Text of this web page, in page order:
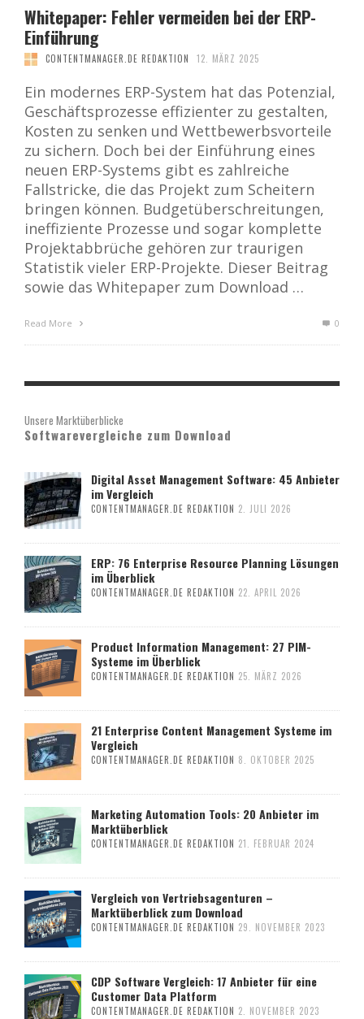
Whitepaper: Fehler vermeiden bei der ERP-
Einführung
CONTENTMANAGER.DE REDAKTION 12. MÄRZ 2025
Ein modernes ERP-System hat das Potenzial,
Geschäftsprozesse effizienter zu gestalten,
Kosten zu senken und Wettbewerbsvorteile
zu sichern. Doch bei der Einführung eines
neuen ERP-Systems gibt es zahlreiche
Fallstricke, die das Projekt zum Scheitern
bringen können. Budgetüberschreitungen,
ineffiziente Prozesse und sogar komplette
Projektabbrüche gehören zur traurigen
Statistik vieler ERP-Projekte. Dieser Beitrag
sowie das Whitepaper zum Download …
Read More 0
Unsere Marktüberblicke
Softwarevergleiche zum Download
Digital Asset Management Software: 45 Anbieter
im Vergleich
CONTENTMANAGER.DE REDAKTION 2. JULI 2026
ERP: 76 Enterprise Resource Planning Lösungen
im Überblick
CONTENTMANAGER.DE REDAKTION 22. APRIL 2026
Product Information Management: 27 PIM-
Systeme im Überblick
CONTENTMANAGER.DE REDAKTION 25. MÄRZ 2026
21 Enterprise Content Management Systeme im
Vergleich
CONTENTMANAGER.DE REDAKTION 8. OKTOBER 2025
Marketing Automation Tools: 20 Anbieter im
Marktüberblick
CONTENTMANAGER.DE REDAKTION 21. FEBRUAR 2024
Vergleich von Vertriebsagenturen –
Marktüberblick zum Download
CONTENTMANAGER.DE REDAKTION 29. NOVEMBER 2023
CDP Software Vergleich: 17 Anbieter für eine
Customer Data Platform
CONTENTMANAGER.DE REDAKTION 2. NOVEMBER 2023